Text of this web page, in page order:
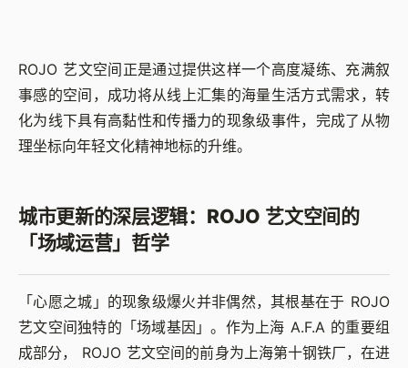
ROJO 艺文空间正是通过提供这样一个高度凝练、充满叙
事感的空间，成功将从线上汇集的海量生活方式需求，转
化为线下具有高黏性和传播力的现象级事件，完成了从物
理坐标向年轻文化精神地标的升维。
城市更新的深层逻辑：ROJO 艺文空间的
「场域运营」哲学
「心愿之城」的现象级爆火并非偶然，其根基在于 ROJO
艺文空间独特的「场域基因」。作为上海 A.F.A 的重要组
成部分， ROJO 艺文空间的前身为上海第十钢铁厂，在进